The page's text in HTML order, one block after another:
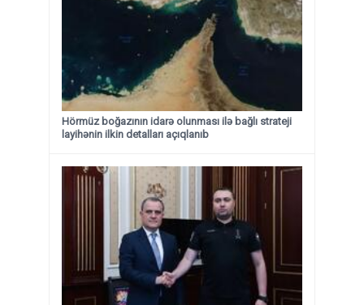
Hörmüz boğazının idarə olunması ilə bağlı strateji
layihənin ilkin detalları açıqlanıb